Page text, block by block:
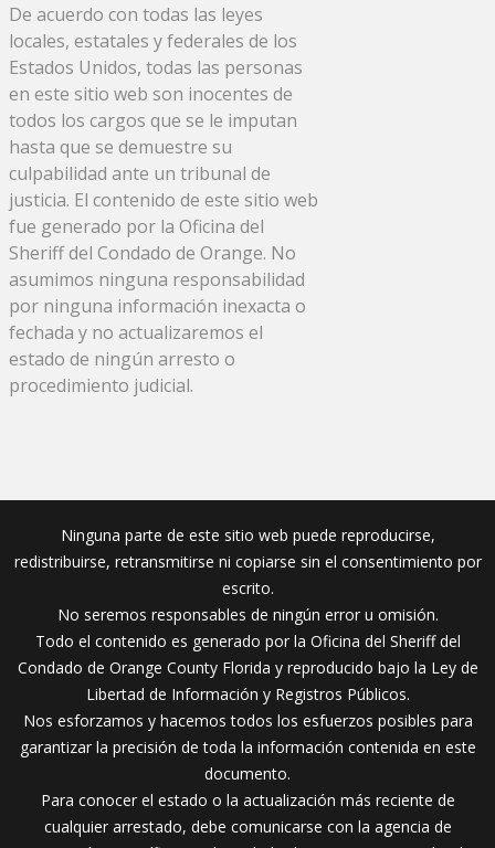
De acuerdo con todas las leyes
locales, estatales y federales de los
Estados Unidos, todas las personas
en este sitio web son inocentes de
todos los cargos que se le imputan
hasta que se demuestre su
culpabilidad ante un tribunal de
justicia. El contenido de este sitio web
fue generado por la Oficina del
Sheriff del Condado de Orange. No
asumimos ninguna responsabilidad
por ninguna información inexacta o
fechada y no actualizaremos el
estado de ningún arresto o
procedimiento judicial.
Ninguna parte de este sitio web puede reproducirse,
redistribuirse, retransmitirse ni copiarse sin el consentimiento por
escrito.
No seremos responsables de ningún error u omisión.
Todo el contenido es generado por la Oficina del Sheriff del
Condado de Orange County Florida y reproducido bajo la Ley de
Libertad de Información y Registros Públicos.
Nos esforzamos y hacemos todos los esfuerzos posibles para
garantizar la precisión de toda la información contenida en este
documento.
Para conocer el estado o la actualización más reciente de
cualquier arrestado, debe comunicarse con la agencia de